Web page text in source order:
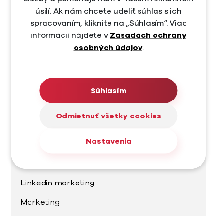
Copywriting
E-commerce
E-commerce marketing
Facebook Ads
Google Ads
Linkedin marketing
Marketing
úsilí. Ak nám chcete udeliť súhlas s ich
spracovaním, kliknite na „Súhlasím“. Viac
informácií nájdete vZásadách ochrany
osobných údajov.
Súhlasím
Odmietnuť všetky cookies
Nastavenia